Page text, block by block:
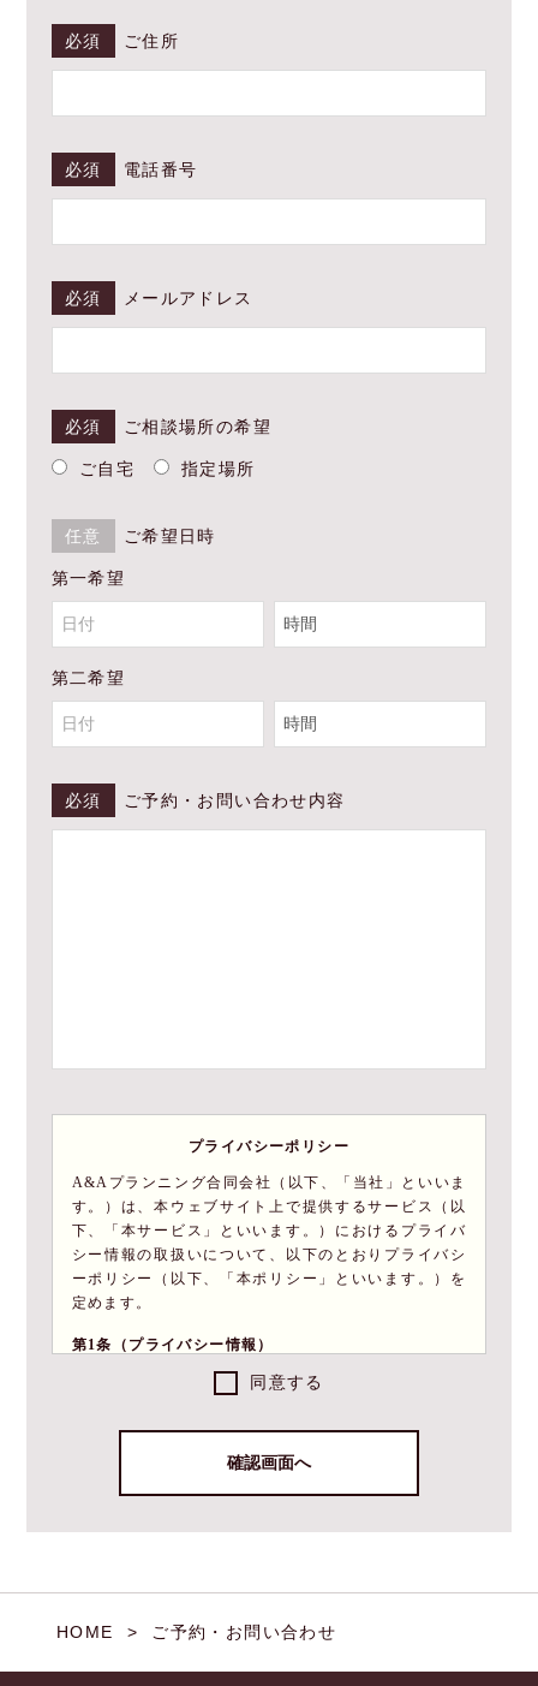
必須 ご住所
必須 電話番号
必須 メールアドレス
必須 ご相談場所の希望
ご自宅 指定場所
任意 ご希望日時
第一希望
第二希望
必須 ご予約・お問い合わせ内容
プライバシーポリシー
A&Aプランニング合同会社（以下、「当社」といいま
す。）は、本ウェブサイト上で提供するサービス（以
下、「本サービス」といいます。）におけるプライバ
シー情報の取扱いについて、以下のとおりプライバシ
ーポリシー（以下、「本ポリシー」といいます。）を
定めます。
第1条（プライバシー情報）
プライバシー情報のうち「個人情報」とは、個人
含まれる氏名、生年月日、住所、電話番号、連絡
先その他の記述等により特定の個人を識別できる
をいい、ご利用いただいたサービスやご購入いた
ユーザーが検索された検索キーワード、ご利用日
同意する
HOME ご予約・お問い合わせ